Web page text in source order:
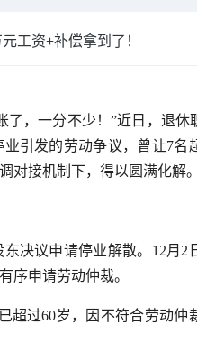
工资+补偿拿到了！
，一分不少！”近日，退休
引发的劳动争议，曾让7名
对接机制下，得以圆满化解。
决议申请停业解散。12月2
序申请劳动仲裁。
超过60岁，因不符合劳动仲